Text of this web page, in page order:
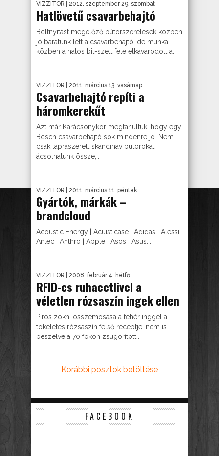
VIZZITOR | 2012. szeptember 29. szombat
Hatlövetű csavarbehajtó
Boltnyitást megelőző bútorszerelések közben
jó barátunk lett a csavarbehajtó, de munka
közben a hatos bit-szett fele elkavarodott a...
VIZZITOR | 2011. március 13. vasárnap
Csavarbehajtó repíti a
háromkerekűt
Azt már Karácsonykor megtanultuk, hogy egy
Bosch csavarbehajtó sok mindenre jó. Nem
csak lapraszerelt skandináv bútorokat
ácsolhatunk össze,...
VIZZITOR | 2011. március 11. péntek
Gyártók, márkák –
brandcloud
Acoustic Energy | Acuisticase | Adidas | Alessi |
Antec | Anthro | Apple | Asos | Asus...
VIZZITOR | 2008. február 4. hétfő
RFID-es ruhacetlivel a
véletlen rózsaszín ingek ellen
Piros zokni összemosása a fehér inggel a
tökéletes rózsaszín felső receptje, nem is
beszélve a 70 fokon zsugorított...
Korábbi posztok betöltése
FACEBOOK